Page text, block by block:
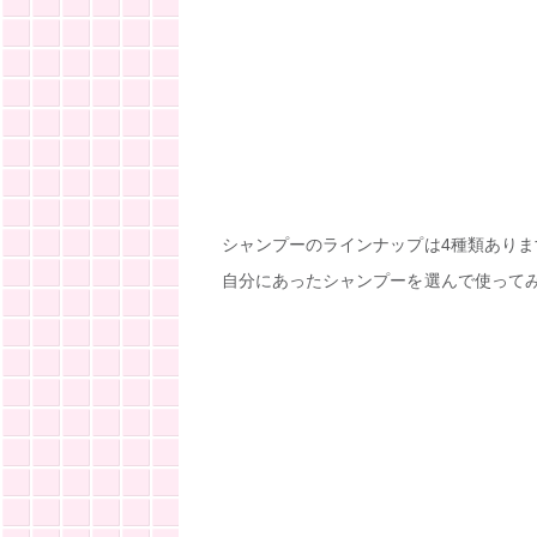
シャンプーのラインナップは4種類ありま
自分にあったシャンプーを選んで使って